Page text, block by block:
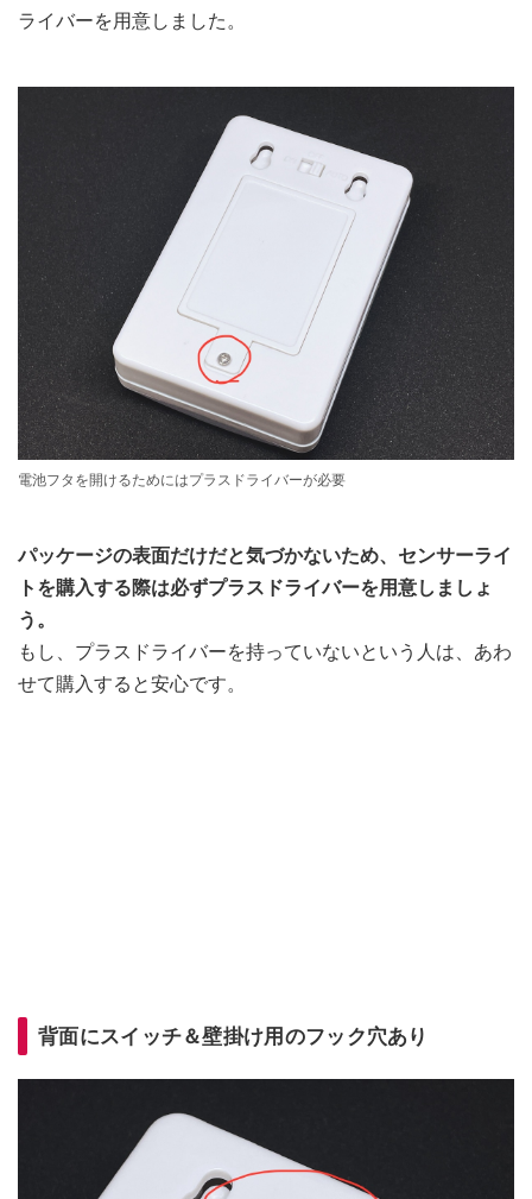
ライバーを用意しました。
電池フタを開けるためにはプラスドライバーが必要
パッケージの表面だけだと気づかないため、センサーライ
トを購入する際は必ずプラスドライバーを用意しましょ
う。
もし、プラスドライバーを持っていないという人は、あわ
せて購入すると安心です。
背面にスイッチ＆壁掛け用のフック穴あり